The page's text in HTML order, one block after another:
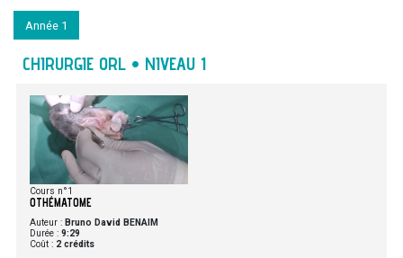
Année 1
CHIRURGIE ORL • NIVEAU 1
Cours n°1
OTHÉMATOME
Auteur :Bruno David BENAIM
Durée :9:29
Coût : 2 crédits